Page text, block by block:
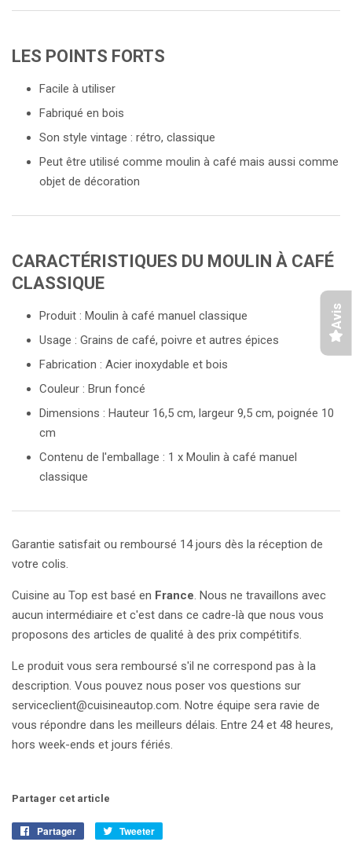
LES POINTS FORTS
Facile à utiliser
Fabriqué en bois
Son style vintage : rétro, classique
Peut être utilisé comme moulin à café mais aussi comme
objet de décoration
CARACTÉRISTIQUES DU MOULIN À CAFÉ
CLASSIQUE
Produit : Moulin à café manuel classique
Usage : Grains de café, poivre et autres épices
Fabrication : Acier inoxydable et bois
Couleur : Brun foncé
Dimensions : Hauteur 16,5 cm, largeur 9,5 cm, poignée 10
cm
Contenu de l'emballage : 1 x Moulin à café manuel
classique
Garantie satisfait ou remboursé 14 jours dès la réception de
votre colis.
Cuisine au Top est basé en France. Nous ne travaillons avec
aucun intermédiaire et c'est dans ce cadre-là que nous vous
proposons des articles de qualité à des prix compétitifs.
Le produit vous sera remboursé s'il ne correspond pas à la
description. Vous pouvez nous poser vos questions sur
serviceclient@cuisineautop.com. Notre équipe sera ravie de
vous répondre dans les meilleurs délais. Entre 24 et 48 heures,
hors week-ends et jours fériés.
Partager cet article
Partager
PartagerTweeter
Avis